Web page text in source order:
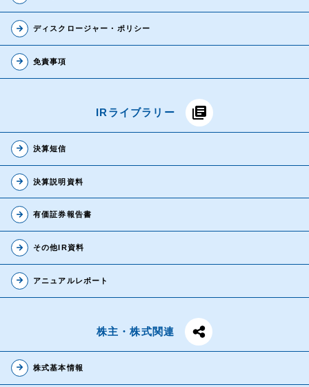
IR情報
投資家の方へ
基本情報
IRライブラリー
株主・株式関連
IRニュース
arrow_forward ディスクロージャー・ポリシー
arrow_forward 免責事項
IRライブラリー library_books
arrow_forward 決算短信
arrow_forward 決算説明資料
arrow_forward 有価証券報告書
arrow_forward その他IR資料
arrow_forward アニュアルレポート
株主・株式関連
arrow_forward 株式基本情報